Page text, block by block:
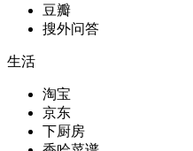
豆瓣
搜外问答
生活
淘宝
京东
下厨房